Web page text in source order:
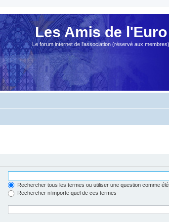
Les Amis de l'Euro
Le forum internet de l'association (réservé aux membres)
Rechercher tous les termes ou utiliser une question comme
Rechercher n’importe quel de ces termes